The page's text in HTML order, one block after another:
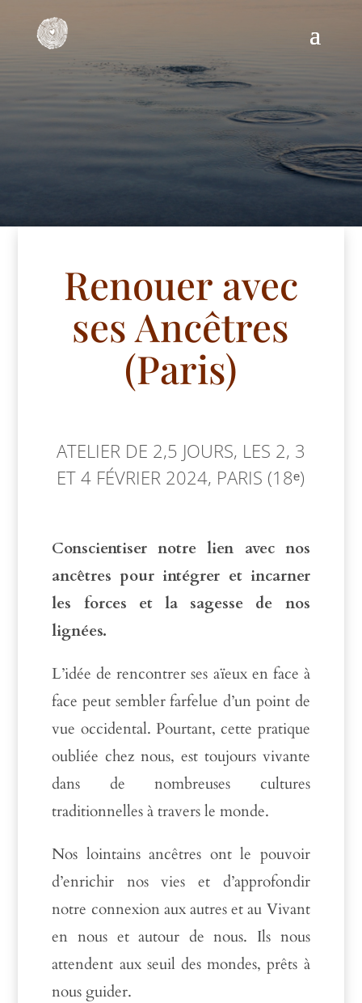
Renouer avec
ses Ancêtres
(Paris)
ATELIER DE 2,5 JOURS, LES 2, 3
ET 4 FÉVRIER 2024, PARIS (18ᵉ)
Conscientiser notre lien avec nos
ancêtres pour intégrer et incarner
les forces et la sagesse de nos
lignées.
L’idée de rencontrer ses aïeux en face à
face peut sembler farfelue d’un point de
vue occidental. Pourtant, cette pratique
oubliée chez nous, est toujours vivante
dans de nombreuses cultures
traditionnelles à travers le monde.
Nos lointains ancêtres ont le pouvoir
d’enrichir nos vies et d’approfondir
notre connexion aux autres et au Vivant
en nous et autour de nous. Ils nous
attendent aux seuil des mondes, prêts à
nous guider.